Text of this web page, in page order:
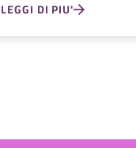
LEGGI DI PIU'